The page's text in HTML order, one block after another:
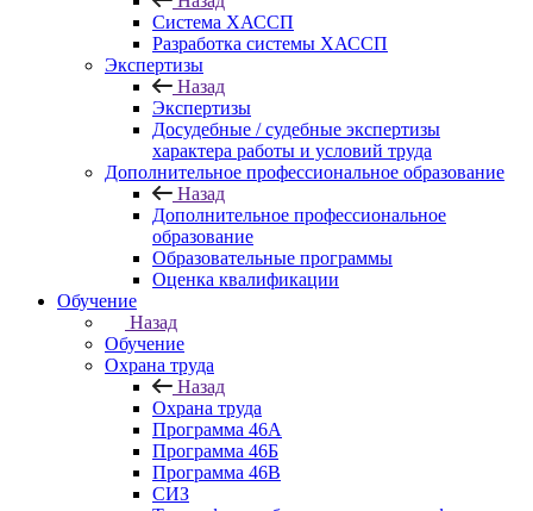
Система ХАССП
Разработка системы ХАССП
Экспертизы
Назад
Экспертизы
Досудебные / судебные экспертизы
характера работы и условий труда
Дополнительное профессиональное образование
Назад
Дополнительное профессиональное
образование
Образовательные программы
Оценка квалификации
Обучение
Назад
Обучение
Охрана труда
Назад
Охрана труда
Программа 46А
Программа 46Б
Программа 46В
СИЗ